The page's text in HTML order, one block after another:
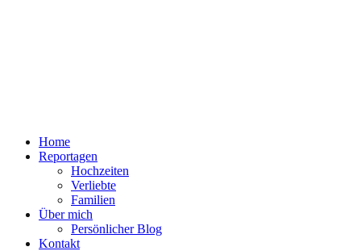
Home
Reportagen
Hochzeiten
Verliebte
Familien
Über mich
Persönlicher Blog
Kontakt